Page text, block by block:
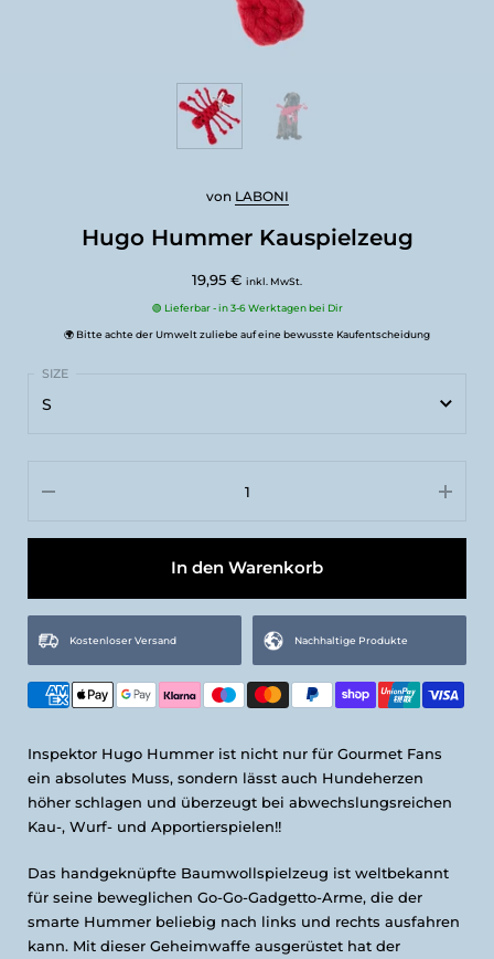
Hugo Hummer Kauspielzeug
von LABONI
19,95 € inkl. MwSt.
🟢 Lieferbar - in 3-6 Werktagen bei Dir
🌍 Bitte achte der Umwelt zuliebe auf eine bewusste Kaufentscheidung
S
In den Warenkorb
Kostenloser Versand Nachhaltige Produkte
Inspektor Hugo Hummer ist nicht nur für Gourmet Fans
ein absolutes Muss, sondern lässt auch Hundeherzen
höher schlagen und überzeugt bei abwechslungsreichen
Kau-, Wurf- und Apportierspielen!!
Das handgeknüpfte Baumwollspielzeug ist weltbekannt
für seine beweglichen Go-Go-Gadgetto-Arme, die der
smarte Hummer beliebig nach links und rechts ausfahren
kann. Mit dieser Geheimwaffe ausgerüstet hat der